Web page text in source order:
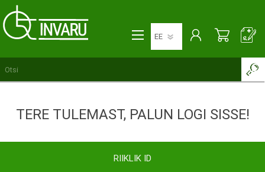
TERE TULEMAST, PALUN LOGI SISSE!
RIIKLIK ID